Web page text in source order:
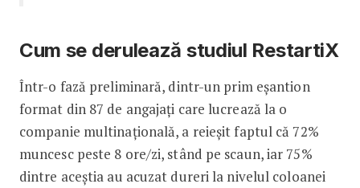
Cum se derulează studiul RestartiX
Într-o fază preliminară, dintr-un prim eșantion
format din 87 de angajați care lucrează la o
companie multinațională, a reieșit faptul că 72%
muncesc peste 8 ore/zi, stând pe scaun, iar 75%
dintre aceștia au acuzat dureri la nivelul coloanei